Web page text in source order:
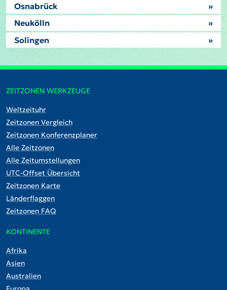
Osnabrück
»
Neukölln
»
Solingen
»
ZEITZONEN WERKZEUGE
Weltzeituhr
Zeitzonen Vergleich
Zeitzonen Konferenzplaner
Alle Zeitzonen
Alle Zeitumstellungen
UTC-Offset Übersicht
Zeitzonen Karte
Länderflaggen
Zeitzonen FAQ
KONTINENTE
Afrika
Asien
Australien